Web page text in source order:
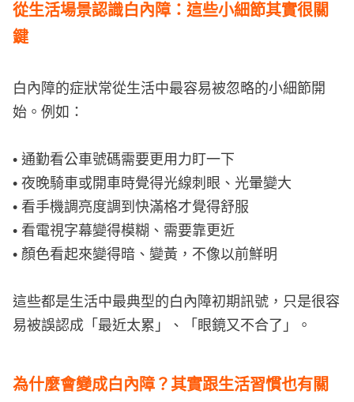
從生活場景認識白內障：這些小細節其實很關
鍵
白內障的症狀常從生活中最容易被忽略的小細節開
始。例如：
• 通勤看公車號碼需要更用力盯一下
• 夜晚騎車或開車時覺得光線刺眼、光暈變大
• 看手機調亮度調到快滿格才覺得舒服
• 看電視字幕變得模糊、需要靠更近
• 顏色看起來變得暗、變黃，不像以前鮮明
這些都是生活中最典型的白內障初期訊號，只是很容
易被誤認成「最近太累」、「眼鏡又不合了」。
為什麼會變成白內障？其實跟生活習慣也有關